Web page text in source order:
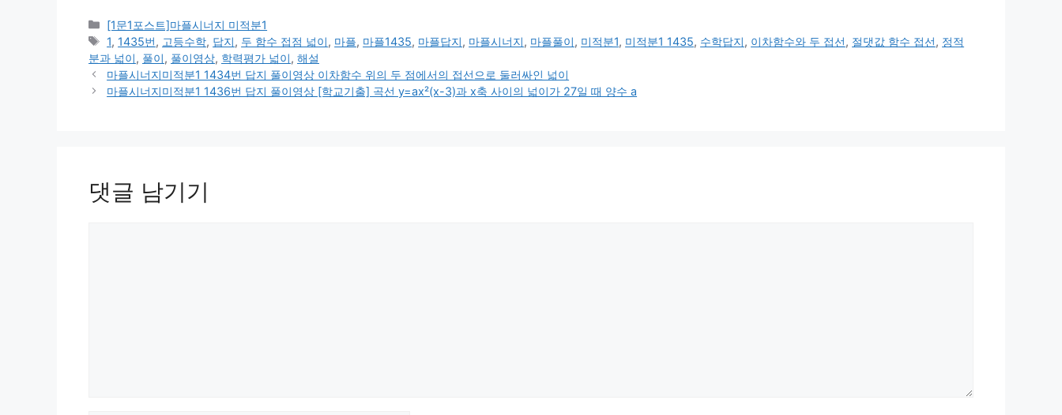
카
테
고
리
[1문1포스트]마플시너지 미적분1
태
그
1, 1435번, 고등수학, 답지, 두 함수 접점 넓이, 마플, 마플1435, 마플답지, 마플시너지, 마플풀이, 미적분1, 미적분1 1435, 수학답지, 이차함수와 두 접선, 절댓값 함수 접선, 정적
분과 넓이, 풀이, 풀이영상, 학력평가 넓이, 해설
마플시너지미적분1 1434번 답지 풀이영상 이차함수 위의 두 점에서의 접선으로 둘러싸인 넓이
마플시너지미적분1 1436번 답지 풀이영상 [학교기출] 곡선 y=ax²(x-3)과 x축 사이의 넓이가 27일 때 양수 a
댓글 남기기